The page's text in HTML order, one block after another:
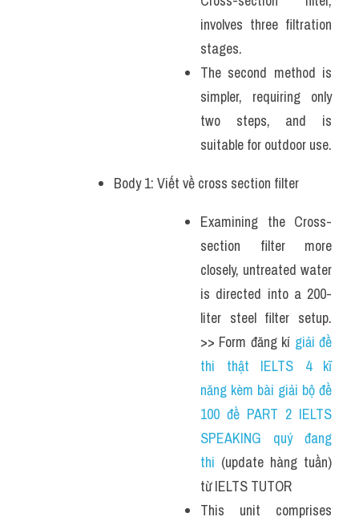
involves three filtration
stages.
The second method is
simpler, requiring only
two steps, and is
suitable for outdoor use.
Body 1: Viết về cross section filter
Examining the Cross-
section filter more
closely, untreated water
is directed into a 200-
liter steel filter setup.
>> Form đăng kí giải đề
thi thật IELTS 4 kĩ
năng kèm bài giải bộ đề
100 đề PART 2 IELTS
SPEAKING quý đang
thi (update hàng tuần)
từ IELTS TUTOR
This unit comprises